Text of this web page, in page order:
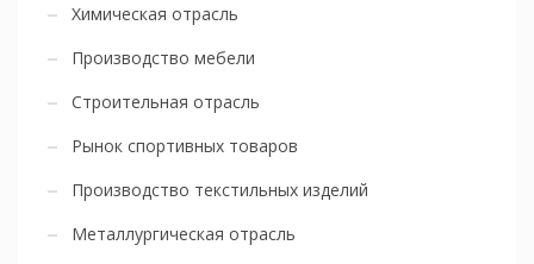
Химическая отрасль
Производство мебели
Строительная отрасль
Рынок спортивных товаров
Производство текстильных изделий
Металлургическая отрасль